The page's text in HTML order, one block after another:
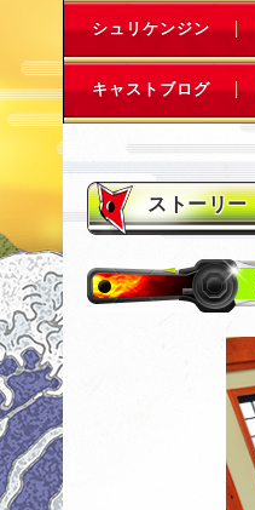
シュリケンジン
キャストブログ
ストーリー